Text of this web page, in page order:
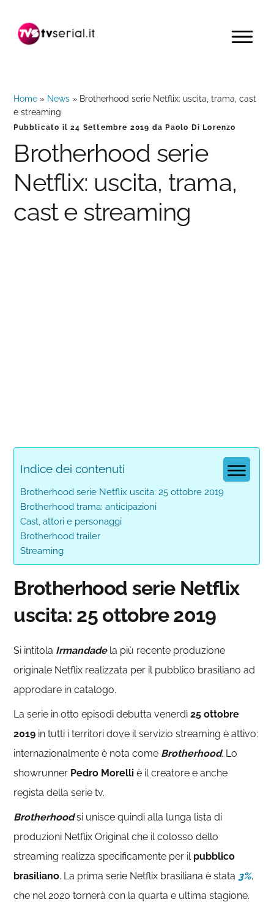
navigazione
contenuto
barra
MENU
Home » News » Brotherhood serie Netflix: uscita, trama, cast
e streaming
Pubblicato il24 Settembre 2019 da Paolo Di Lorenzo
Brotherhood serie
Netflix: uscita, trama,
cast e streaming
Indice dei contenuti
Brotherhood serie Netflix uscita: 25 ottobre 2019
Brotherhood trama: anticipazioni
Cast, attori e personaggi
Brotherhood trailer
Streaming
Brotherhood serie Netflix
uscita: 25 ottobre 2019
Si intitola Irmandadela più recente produzione
originale Netflix realizzata per il pubblico brasiliano ad
approdare in catalogo.
La serie in otto episodi debutta venerdì25 ottobre
2019 in tutti i territori dove il servizio streaming è attivo:
internazionalmente è nota come Brotherhood. Lo
showrunner Pedro Morelli è il creatore e anche
regista della serie tv.
Brotherhoodsi unisce quindi alla lunga lista di
produzioni Netflix Original che il colosso dello
streaming realizza specificamente per il pubblico
brasiliano. La prima serie Netflix brasiliana è stata 3%,
che nel 2020 tornerà con la quarta e ultima stagione.